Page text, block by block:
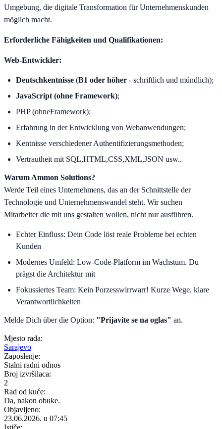
Umgebung, die digitale Transformation für Unternehmenskunden
möglich macht.
Erforderliche Fähigkeiten und Qualifikationen:
Web-Entwickler:
Deutschkentnisse (B1 oder höher - schriftlich und mündlich);
JavaScript (ohne Framework);
PHP (ohneFramework);
Erfahrung in der Entwicklung von Webanwendungen;
Kentnisse verschiedener Authentifizierungsmethoden;
Vertrautheit mit SQL,HTML,CSS,XML,JSON usw..
Warum Ammon Solutions?
Werde Teil eines Unternehmens, das an der Schnittstelle der
Technologie und Unternehmenswandel steht. Wir suchen
Mitarbeiter die mit uns gestalten wollen, nicht nur ausführen.
Echter Einfluss: Dein Code löst reale Probleme bei echten
Kunden
Modernes Umfeld: Low-Code-Platform im Wachstum. Du
prägst die Architektur mit
Fokussiertes Team: Kein Porzesswirrwarr! Kurze Wege, klare
Verantwortlichkeiten
Melde Dich über die Option: "Prijavite se na oglas" an.
Mjesto rada:
Sarajevo
Zaposlenje:
Stalni radni odnos
Broj izvršilaca:
2
Rad od kuće:
Da, nakon obuke.
Objavljeno:
23.06.2026. u 07:45